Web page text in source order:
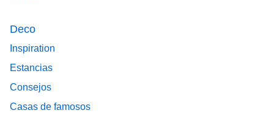
Deco
Inspiration
Estancias
Consejos
Casas de famosos